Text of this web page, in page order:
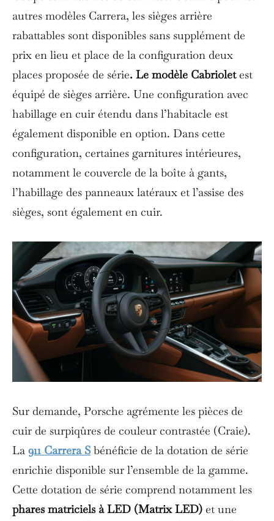
autres modèles Carrera, les sièges arrière
rabattables sont disponibles sans supplément de
prix en lieu et place de la configuration deux
places proposée de série. Le modèle Cabrioletest
équipé de sièges arrière. Une configuration avec
habillage en cuir étendu dans l’habitacle est
également disponible en option. Dans cette
configuration, certaines garnitures intérieures,
notamment le couvercle de la boîte à gants,
l’habillage des panneaux latéraux et l’assise des
sièges, sont également en cuir.
Sur demande, Porsche agrémente les pièces de
cuir de surpiqûres de couleur contrastée (Craie).
La 911 Carrera S bénéficie de la dotation de série
enrichie disponible sur l’ensemble de la gamme.
Cette dotation de série comprend notamment les
phares matriciels à LED (Matrix LED) et une